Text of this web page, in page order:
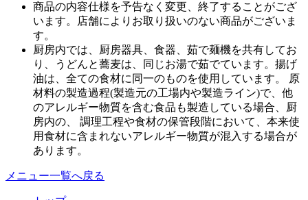
商品の内容仕様を予告なく変更、終了することがござ
います。店舗によりお取り扱いのない商品がございま
す。
厨房内では、厨房器具、食器、茹で麺機を共有してお
り、うどんと蕎麦は、同じお湯で茹でています。揚げ
油は、全ての食材に同一のものを使用しています。 原
材料の製造過程(製造元の工場内や製造ライン)で、他
のアレルギー物質を含む食品も製造している場合、厨
房内の、 調理工程や食材の保管段階において、本来使
用食材に含まれないアレルギー物質が混入する場合が
あります。
メニュー一覧へ戻る